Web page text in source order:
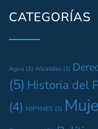
CATEGORÍAS
Agua (1) Alcaldías (1)
(5) Historia del
(4) MIPYMES (1)